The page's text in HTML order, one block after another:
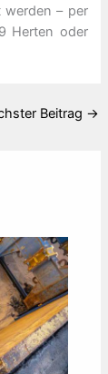
werden – per
Herten oder
Beitrag →